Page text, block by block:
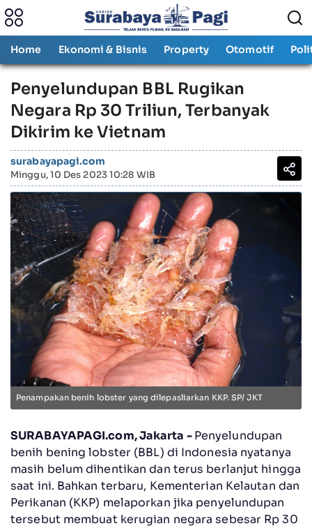
Home Ekonomi & Bisnis Property Otomotif
Penyelundupan BBL Rugikan
Negara Rp 30 Triliun, Terbanyak
Dikirim ke Vietnam
surabayapagi.com
Minggu, 10 Des 2023 10:28 WIB
Penampakan benih lobster yang dilepasliarkan KKP. SP/ JKT
SURABAYAPAGI.com, Jakarta -Penyelundupan
benih bening lobster (BBL) di Indonesia nyatanya
masih belum dihentikan dan terus berlanjut hingga
saat ini. Bahkan terbaru, Kementerian Kelautan dan
Perikanan (KKP) melaporkan jika penyelundupan
tersebut membuat kerugian negara sebesar Rp 30